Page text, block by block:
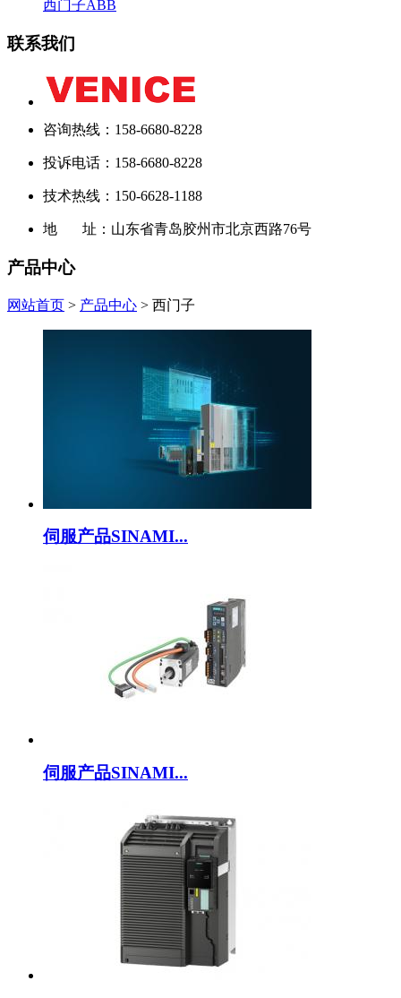
西门子ABB
联系我们
咨询热线：158-6680-8228
投诉电话：158-6680-8228
技术热线：150-6628-1188
地 址：山东省青岛胶州市北京西路76号
产品中心
网站首页 > 产品中心 > 西门子
伺服产品SINAMI...
伺服产品SINAMI...